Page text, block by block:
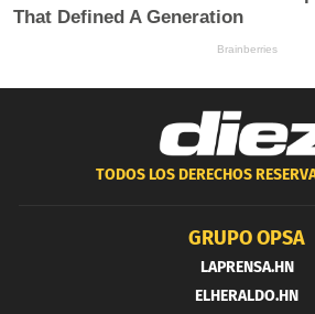
TODOS LOS DERECHOS
GRUPO OPSA
LAPRENSA.HN
ELHERALDO.HN